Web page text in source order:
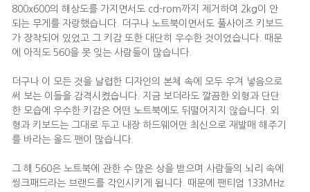
800x600의 해상도를 가지면서도 cd-rom까지 제거하여 2kg이 안
되는 무게를 자랑했습니다. 더구나 노트북이면서도 풀사이즈 키보드
가 장착되어 있었고 그 키감 또한 대단히 우수한 것이었습니다. 때문
에 아직도 560을 못 잊는 사람들이 많습니다.
더구나 이 모든 것을 날렵한 디자인의 본체 속에 모두 우겨 넣음으로
써 보는 이들을 감격시켰습니다. 지금 보더라도 깔끔한 외형과 단단
한 모습에 우수한 키감은 어떤 노트북에도 뒤떨어지지 않습니다. 외
형과 키보드는 그대로 두고 내장 하드웨어만 최신으로 재발매 해주기
를 바라는 올드 팬이 많습니다.
그 해 560은 노트북에 관한 수 많은 상을 받으며 사람들의 뇌리 속에
씽크패드라는 브랜드를 각인시키게 됩니다. 때문에 팬티엄 133MHz